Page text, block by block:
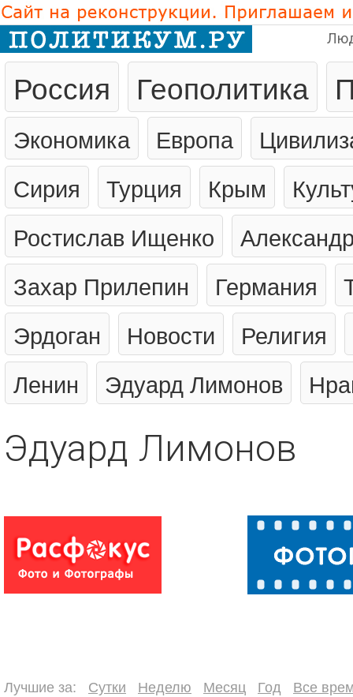
Россия Геополитика
Экономика Европа
Сирия
Турция Крым
Ростислав Ищенко
Захар Прилепин
Германия
Эрдоган
Новости
Религия
Ленин
Эдуард Лимонов
Эдуард Лимонов
Лучшие за: Сутки Неделю Месяц Год Все